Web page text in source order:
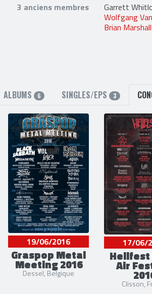
3 anciens membres
Garrett
Wolfgang
Brian Marshall
ALBUMS 6 SINGLES/EPS 3
19/06/2016
Graspop Metal
Meeting 2016
Dessel, Belgique
17/06/
Hellfest
Air
Clisson,